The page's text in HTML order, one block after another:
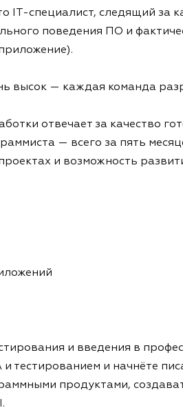
IT-специалист, следящий за
поведения ПО и
высок — каждая команда
отвечает за качество
— всего за пять
и возможность
и введения в
тестированием и начнёте
продуктами,